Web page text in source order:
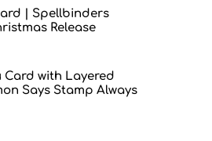
| Spellbinders
Release
Card with Layered
Says Stamp Always